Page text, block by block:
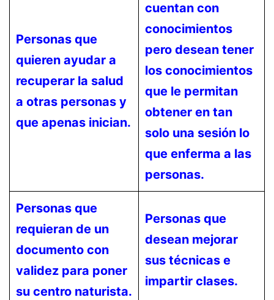
Personas que
quieren ayudar a
recuperar la salud
a otras personas y
que apenas inician.
cuentan con
conocimientos
pero desean tener
los conocimientos
que le permitan
obtener en tan
solo una sesión lo
que enferma a las
personas.
Personas que
requieran de un
documento con
validez para poner
su centro naturista.
Personas que
desean mejorar
sus técnicas e
impartir clases.